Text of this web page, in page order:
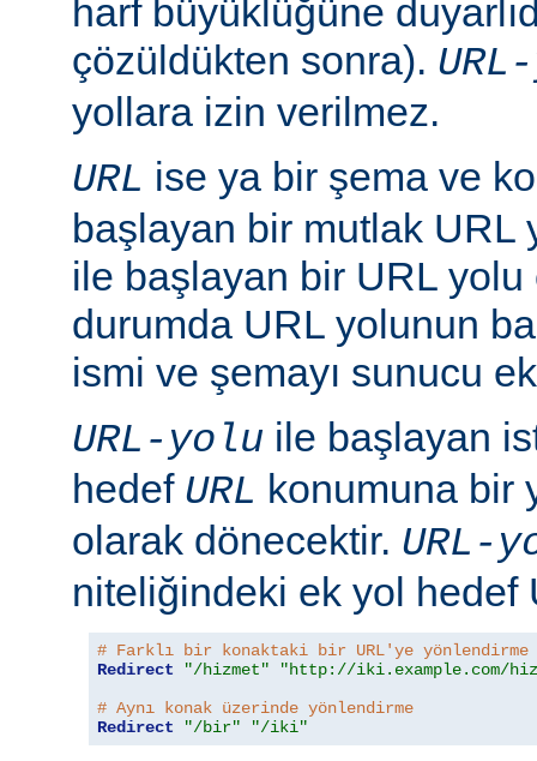
harf büyüklüğüne
çözüldükten sonra).
yollara izin verilmez.
URL ise ya bir şema ve
başlayan bir mutlak URL
ile başlayan bir URL
durumda URL yolunun
ismi ve şemayı sunucu
URL-yolu ile başlayan
hedef URL konumuna bir
olarak dönecektir. URL-
niteliğindeki ek yol hedef
# Farklı bir konaktaki bir URL'ye yönlendirme
Redirect
"/hizmet"
"http://iki.example.com/
# Aynı konak üzerinde yönlendirme
Redirect
"/bir" "/iki"